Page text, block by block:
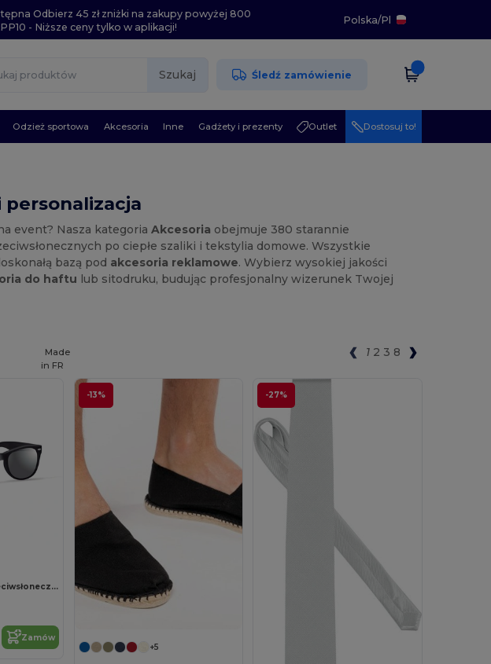
Odbierz 45 zł zniżki na zakupy powyżej 800
- Niższe ceny tylko w aplikacji!
Polska/Pl
Szukaj Śledź zamówienie
Odzież sportowa Akcesoria Inne Gadżety i prezenty Outlet Dostosuj to!
event? Nasza kategoriaAkcesoria obejmuje 380 starannie
po ciepłe szaliki i tekstylia domowe. Wszystkie
bazą pod akcesoria reklamowe. Wybierz wysokiej jakości
do haftu lub sitodruku, budując profesjonalny wizerunek Twojej
1 2 3 8
AMERICA Okulary przeciwsłoneczne
Zamów
-13%
Made
in FR
+5
-27%